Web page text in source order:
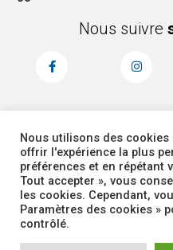
Nous suivre
MENTIONS LÉGALES
PLAN DU SITE
COOKIES
Nous utilisons des
offrir l'expérience la plus
préférences et en répétant
Tout accepter », vous
les cookies. Cependant,
Paramètres des cookies »
contrôlé.